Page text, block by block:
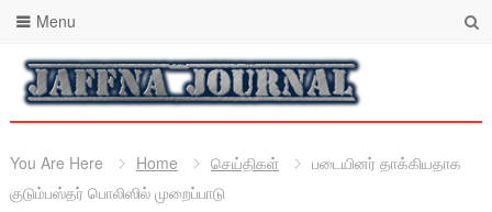
Menu
You Are Here Home செய்திகள்
படையினர் தாக்கியதாக
குடும்பஸ்தர் பொலிஸில் முறைப்பாடு